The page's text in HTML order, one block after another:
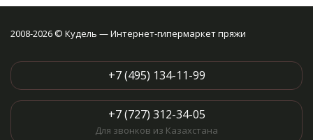
2008-2026 © Кудель — Интернет-гипермаркет пряжи
+7 (495) 134-11-99
+7 (727) 312-34-05
Для звонков из Казахстана